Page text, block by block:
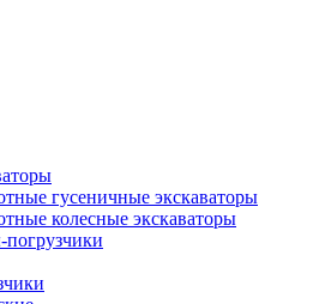
гусеничные экскаваторы
колесные экскаваторы
погрузчики